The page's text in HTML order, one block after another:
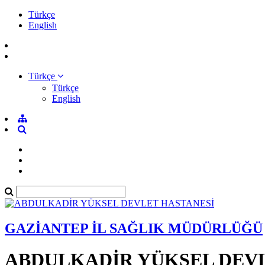
Türkçe
English
Türkçe
Türkçe
English
GAZİANTEP İL SAĞLIK MÜDÜRLÜĞÜ
ABDULKADİR YÜKSEL